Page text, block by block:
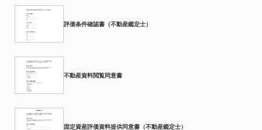
評価条件確認書（不動産鑑定士）
不動産資料閲覧同意書
固定資産評価資料提供同意書（不動産鑑定士）